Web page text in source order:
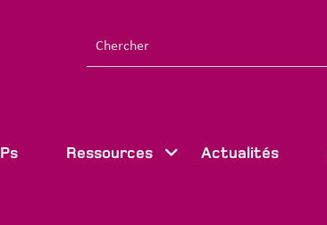
Ressources Actualités